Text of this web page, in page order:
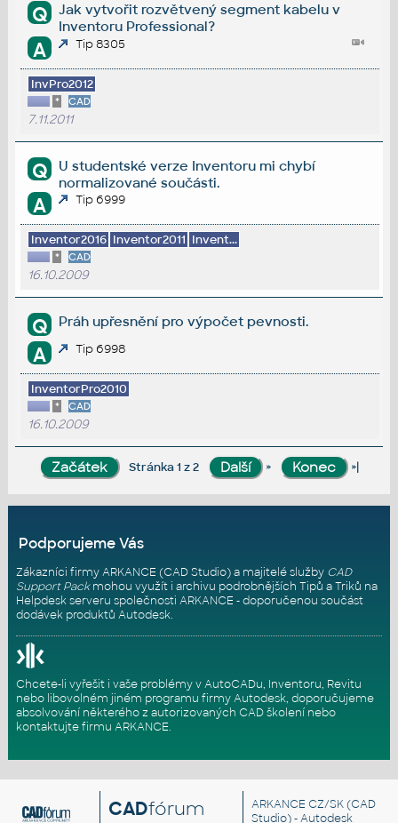
Q
Jak vytvořit rozvětvený segment kabelu v
Inventoru Professional?
A Tip 8305
InvPro2012
* CAD
7.11.2011
Q
U studentské verze Inventoru mi chybí
normalizované součásti.
A Tip 6999
Inventor2016 Inventor2011 Invent...
* CAD
16.10.2009
Q Práh upřesnění pro výpočet pevnosti.
A Tip 6998
InventorPro2010
* CAD
16.10.2009
Stránka 1 z 2 » »|
Podporujeme Vás
Zákazníci firmy ARKANCE (CAD Studio) a majitelé služby CAD
Support Packmohou využít i archivu podrobnějších Tipů a Triků na
Helpdesk serveru společnosti ARKANCE - doporučenou součást
dodávek produktů Autodesk.
Chcete-li vyřešit i vaše problémy v AutoCADu, Inventoru, Revitu
nebo libovolném jiném programu firmy Autodesk, doporučujeme
absolvování některého z autorizovaných CAD školenínebo
kontaktujte firmu ARKANCE.
CADfórum ARKANCE CZ/SK(CAD
Studio) - Autodesk